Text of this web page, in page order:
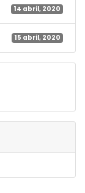
14 abril, 2020
15 abril, 2020